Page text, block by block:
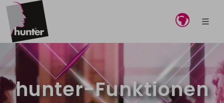
hunter-Funktionen